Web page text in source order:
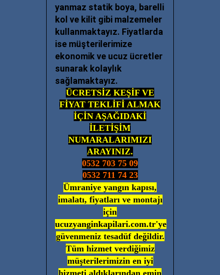
yanmaz statik boya, barelli
kol ve kilit gibi malzemeler
kullanmaktayız. Fiyatlarda
ise müşterilerimize
ekonomik ve ucuz ücretler
sunarak kolaylık
sağlamaktayız.
ÜCRETSİZ KEŞİF VE
FİYAT TEKLİFİ ALMAK
İÇİN AŞAĞIDAKİ
İLETİŞİM
NUMARALARIMIZI
ARAYINIZ.
0532 703 75 09
0532 711 74 23
Ümraniye yangın kapısı,
imalatı, fiyatları ve montajı
için
ucuzyanginkapilari.com.tr'ye
güvenmeniz tesadüf değildir.
Tüm hizmet verdiğimiz
müşterilerimizin en iyi
hizmeti aldıklarından emin